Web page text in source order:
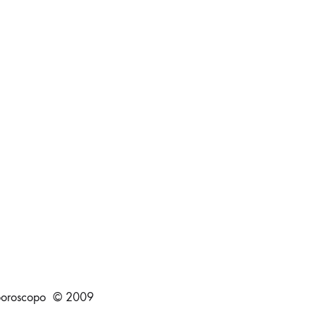
© 2009